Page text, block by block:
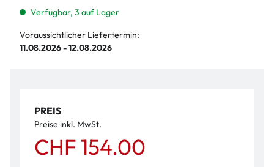
Verfügbar, 3 auf Lager
Voraussichtlicher Liefertermin:
11.08.2026 - 12.08.2026
PREIS
Preise inkl. MwSt.
CHF 154.00